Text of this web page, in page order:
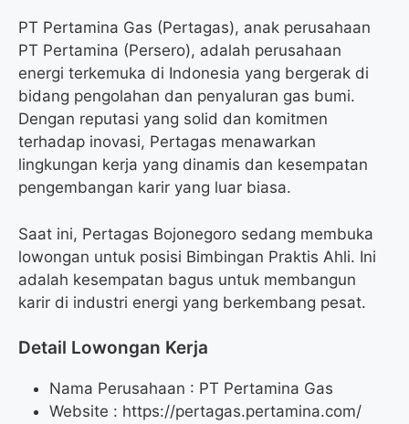
PT Pertamina Gas (Pertagas), anak perusahaan
PT Pertamina (Persero), adalah perusahaan
energi terkemuka di Indonesia yang bergerak di
bidang pengolahan dan penyaluran gas bumi.
Dengan reputasi yang solid dan komitmen
terhadap inovasi, Pertagas menawarkan
lingkungan kerja yang dinamis dan kesempatan
pengembangan karir yang luar biasa.
Saat ini, Pertagas Bojonegoro sedang membuka
lowongan untuk posisi Bimbingan Praktis Ahli. Ini
adalah kesempatan bagus untuk membangun
karir di industri energi yang berkembang pesat.
Detail Lowongan Kerja
Nama Perusahaan : PT Pertamina Gas
Website : https://pertagas.pertamina.com/